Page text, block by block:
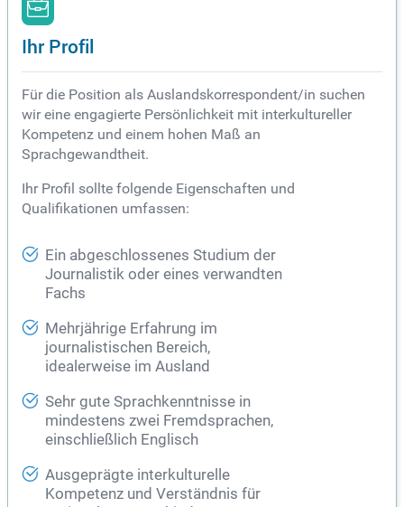
Ihr Profil
Für die Position als Auslandskorrespondent/in suchen
wir eine engagierte Persönlichkeit mit interkultureller
Kompetenz und einem hohen Maß an
Sprachgewandtheit.
Ihr Profil sollte folgende Eigenschaften und
Qualifikationen umfassen:
Ein abgeschlossenes Studium der
Journalistik oder eines verwandten
Fachs
Mehrjährige Erfahrung im
journalistischen Bereich,
idealerweise im Ausland
Sehr gute Sprachkenntnisse in
mindestens zwei Fremdsprachen,
einschließlich Englisch
Ausgeprägte interkulturelle
Kompetenz und Verständnis für